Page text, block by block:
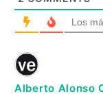
Los
Alberto Alonso